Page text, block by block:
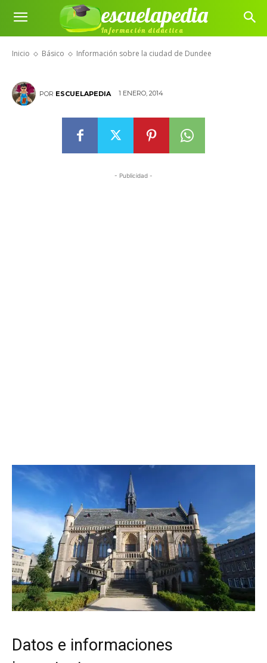
escuelapedia
Información didáctica
Inicio Básico Información sobre la ciudad de Dundee
Información sobre la ciudad de
Dundee
POR ESCUELAPEDIA 1 ENERO, 2014
- Publicidad -
Datos e informaciones